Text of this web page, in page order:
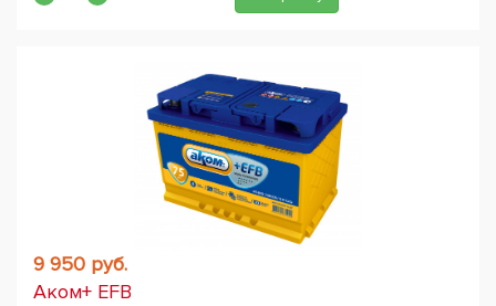
9 950 руб.
Аком+ EFB